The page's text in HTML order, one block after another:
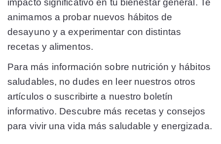
animamos a probar nuevos hábitos de
desayuno y a experimentar con distintas
recetas y alimentos.
Para más información sobre nutrición y hábitos
saludables, no dudes en leer nuestros otros
artículos o suscribirte a nuestro boletín
informativo. Descubre más recetas y consejos
para vivir una vida más saludable y energizada.